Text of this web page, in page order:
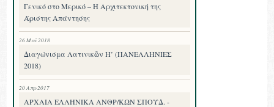
Γενικό στο Μερικό – Η Αρχιτεκτονική της
Άριστης Απάντησης
26 Μαΐ 2018
Διαγώνισμα Λατινικῶν Η’ (ΠΑΝΕΛΛΗΝΙΕΣ
2018)
20 Απρ 2017
ΑΡΧΑΙΑ ΕΛΛΗΝΙΚΑ ΑΝΘΡ/ΚΩΝ ΣΠΟΥΔ. -